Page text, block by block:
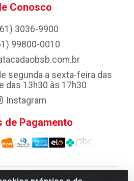
Conosco
3036-9900
99800-0010
segunda a sexta-feira das
das 13h30 às 17h30
Instagram
de Pagamento